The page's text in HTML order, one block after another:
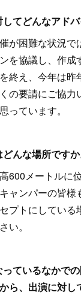
てどんなアド
が困難な状況
を協議し、作
終え、今年は
の要請にご協
っています。
んな場所です
600メートル
ャンパーの皆
プトにしてい
い。
ているなかで
ら、出演に対